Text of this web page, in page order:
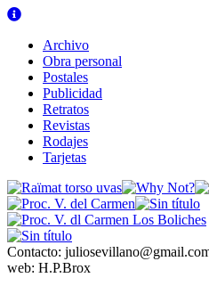
Archivo
Obra personal
Postales
Publicidad
Retratos
Revistas
Rodajes
Tarjetas
Contacto:
web: H.P.Brox